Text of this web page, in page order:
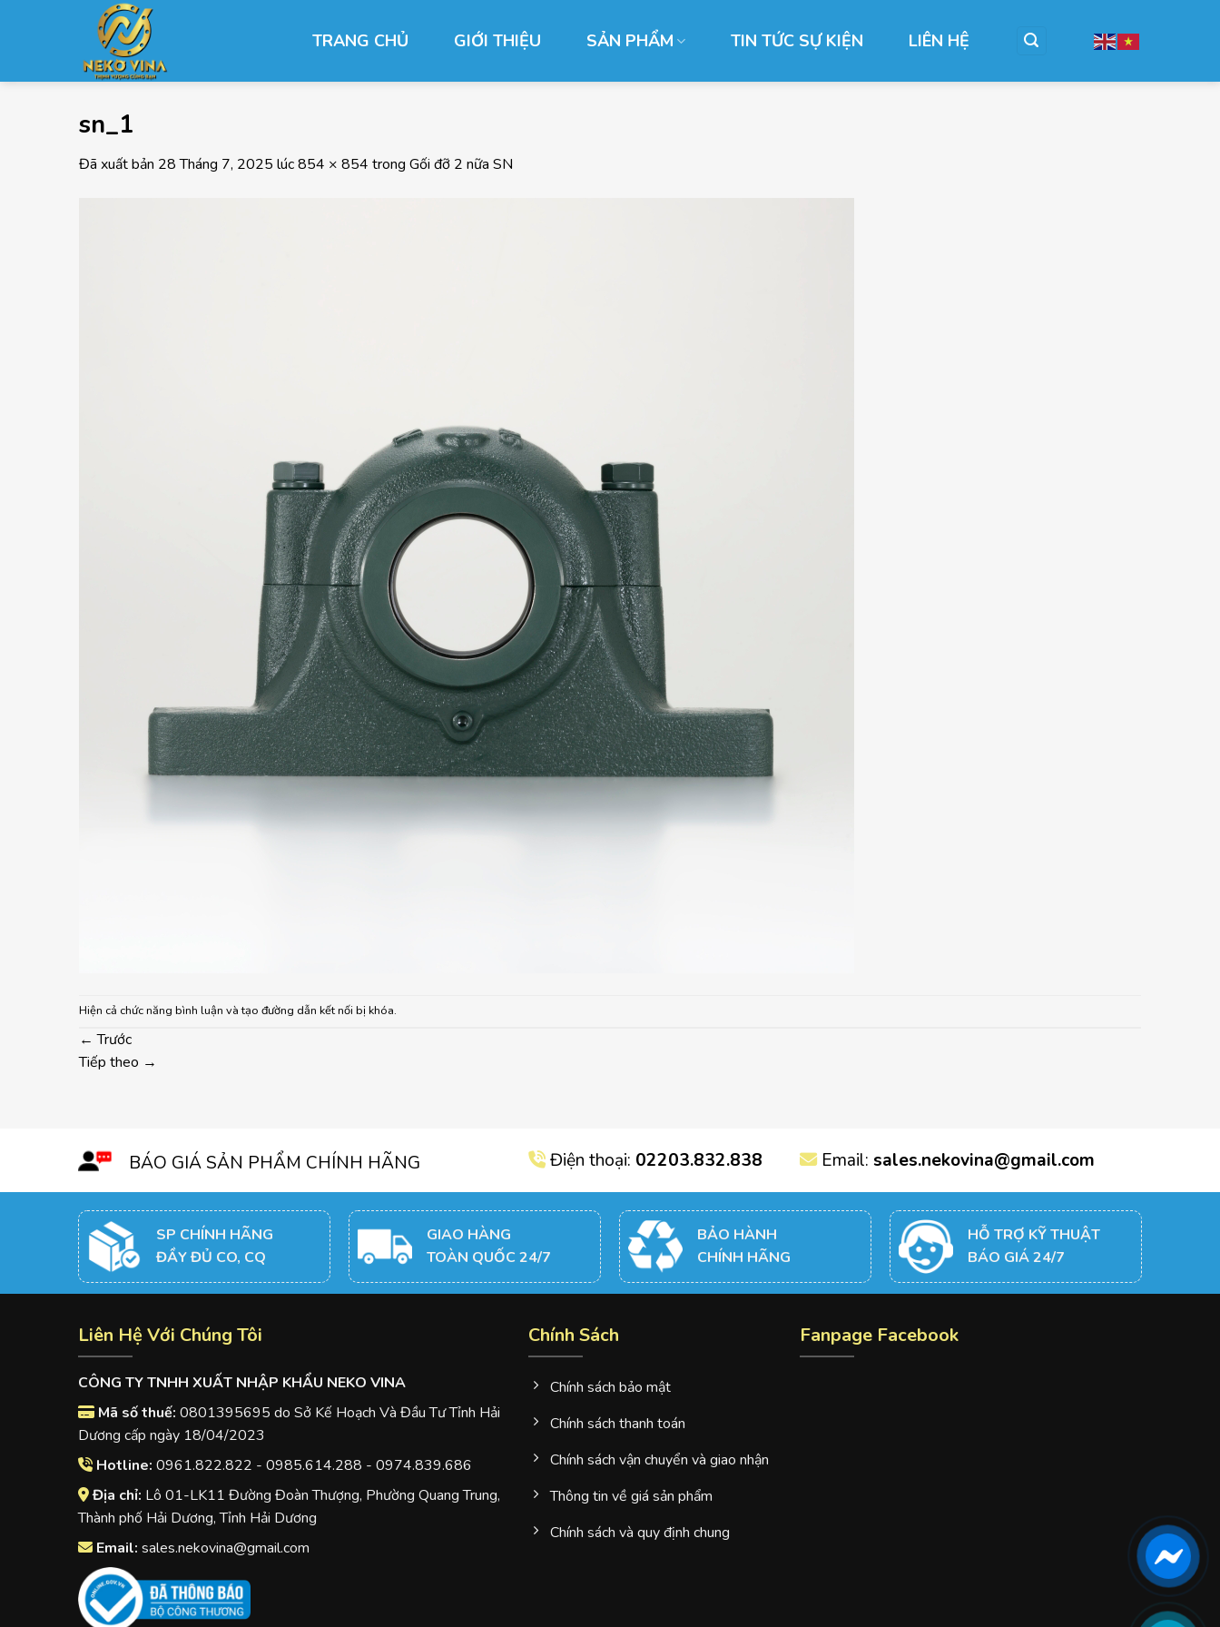
dung
TRANG CHỦ GIỚI THIỆU SẢN PHẨM TIN TỨC SỰ KIỆN LIÊN HỆ
sn_1
Đã xuất bản 28 Tháng 7, 2025 lúc854 × 854 trong Gối đỡ 2 nữa SN
Hiện cả chức năng bình luận và tạo đường dẫn kết nối bị khóa.
← Trước
Tiếp theo →
BÁO GIÁ SẢN PHẨM CHÍNH HÃNG Điện thoại: 02203.832.838 Email: sales.nekovina@gmail.com
SP CHÍNH HÃNG
ĐẦY ĐỦ CO, CQ
GIAO HÀNG
TOÀN QUỐC 24/7
BẢO HÀNH
CHÍNH HÃNG
HỖ TRỢ KỸ THUẬT
BÁO GIÁ 24/7
Liên Hệ Với Chúng Tôi
CÔNG TY TNHH XUẤT NHẬP KHẨU NEKO VINA
Mã số thuế: 0801395695 do Sở Kế Hoạch Và Đầu Tư Tỉnh Hải
Dương cấp ngày 18/04/2023
Hotline: 0961.822.822 - 0985.614.288 - 0974.839.686
Địa chỉ: Lô 01-LK11 Đường Đoàn Thượng, Phường Quang Trung,
Thành phố Hải Dương, Tỉnh Hải Dương
Email: sales.nekovina@gmail.com
Chính Sách
Chính sách bảo mật
Chính sách thanh toán
Chính sách vận chuyển và giao nhận
Thông tin về giá sản phẩm
Chính sách và quy định chung
Fanpage Facebook